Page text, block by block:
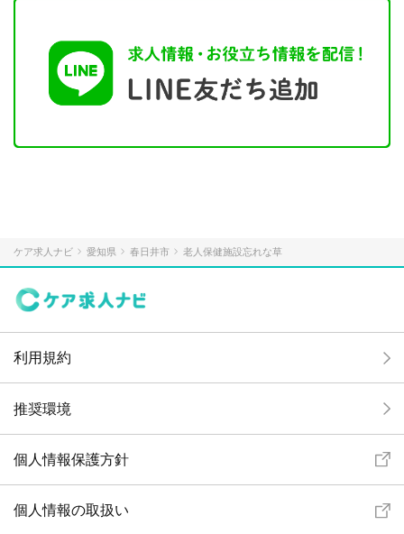
ケア求人ナビ 愛知県 春日井市 老人保健施設忘れな草
利用規約
推奨環境
個人情報保護方針
個人情報の取扱い